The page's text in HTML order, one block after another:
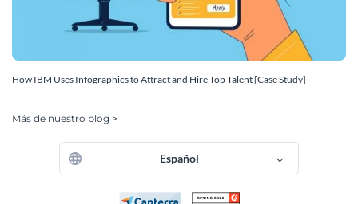
How IBM Uses Infographics to Attract and Hire Top Talent [Case Study]
Más de nuestro blog >
Español